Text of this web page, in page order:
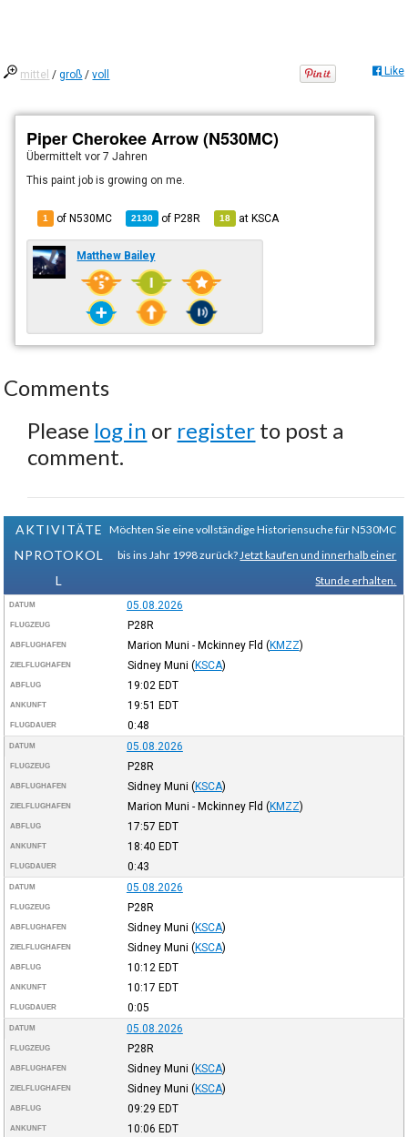
mittel /groß /voll Like
Piper Cherokee Arrow (N530MC)
Übermitteltvor 7 Jahren
This paint job is growing on me.
1 of N530MC 2130 ofP28R 18 atKSCA
Matthew Bailey
Comments
Please log in or register to post a
comment.
AKTIVITÄTE
NPROTOKOL
L
Möchten Sie eine vollständige Historiensuche für N530MC
bis ins Jahr 1998 zurück? Jetzt kaufen und innerhalb einer
Stunde erhalten.
DATUM 05.08.2026
FLUGZEUG P28R
ABFLUGHAFEN Marion Muni - Mckinney Fld (KMZZ)
ZIELFLUGHAFEN Sidney Muni (KSCA)
ABFLUG 19:02 EDT
ANKUNFT 19:51 EDT
FLUGDAUER 0:48
DATUM 05.08.2026
FLUGZEUG P28R
ABFLUGHAFEN Sidney Muni (KSCA)
ZIELFLUGHAFEN Marion Muni - Mckinney Fld (KMZZ)
ABFLUG 17:57 EDT
ANKUNFT 18:40 EDT
FLUGDAUER 0:43
DATUM 05.08.2026
FLUGZEUG P28R
ABFLUGHAFEN Sidney Muni (KSCA)
ZIELFLUGHAFEN Sidney Muni (KSCA)
ABFLUG 10:12 EDT
ANKUNFT 10:17 EDT
FLUGDAUER 0:05
DATUM 05.08.2026
FLUGZEUG P28R
ABFLUGHAFEN Sidney Muni (KSCA)
ZIELFLUGHAFEN Sidney Muni (KSCA)
ABFLUG 09:29 EDT
ANKUNFT 10:06 EDT